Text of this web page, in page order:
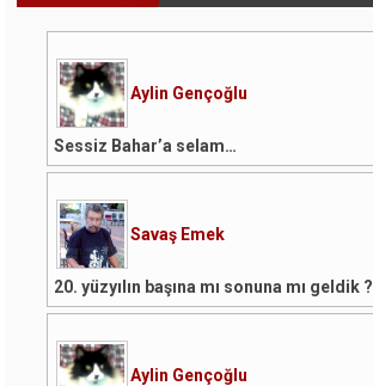
Aylin Gençoğlu
Sessiz Bahar’a selam…
Savaş Emek
20. yüzyılın başına mı sonuna mı geldik ?
Aylin Gençoğlu